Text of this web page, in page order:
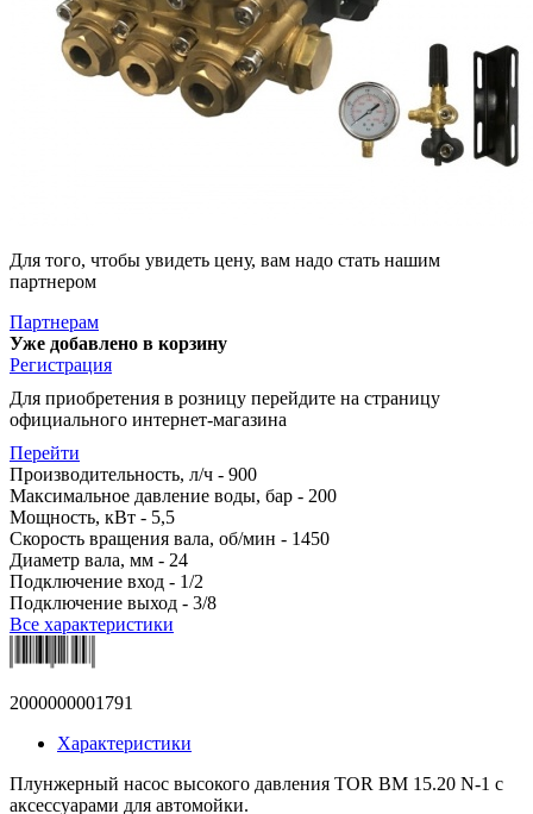
Для того, чтобы увидеть цену, вам надо стать нашим
партнером
Партнерам
Уже добавлено в корзину
Регистрация
Для приобретения в розницу перейдите на страницу
официального интернет-магазина
Перейти
Производительность, л/ч - 900
Максимальное давление воды, бар - 200
Мощность, кВт - 5,5
Скорость вращения вала, об/мин - 1450
Диаметр вала, мм - 24
Подключение вход - 1/2
Подключение выход - 3/8
Все характеристики
2000000001791
Характеристики
Плунжерный насос высокого давления TOR BM 15.20 N-1 с
аксессуарами для автомойки.